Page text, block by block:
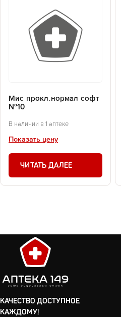
Мис прокл.нормал софт
№10
В наличии в 1 аптеке
Показать цену
ЧИТАТЬ ДАЛЕЕ
КАЧЕСТВО ДОСТУПНОЕ
КАЖДОМУ!